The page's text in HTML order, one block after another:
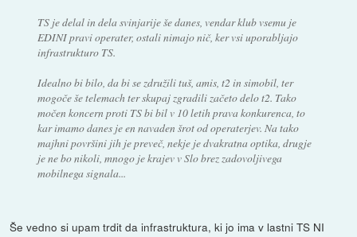
TS je delal in dela svinjarije še danes, vendar klub vsemu je
EDINI pravi operater, ostali nimajo nič, ker vsi uporabljajo
infrastrukturo TS.
Idealno bi bilo, da bi se združili tuš, amis, t2 in simobil, ter
mogoče še telemach ter skupaj zgradili začeto delo t2. Tako
močen koncern proti TS bi bil v 10 letih prava konkurenca, to
kar imamo danes je en navaden šrot od operaterjev. Na tako
majhni površini jih je preveč, nekje je dvakratna optika, drugje
je ne bo nikoli, mnogo je krajev v Slo brez zadovoljivega
mobilnega signala...
Še vedno si upam trdit da infrastruktura, ki jo ima v lastni TS NI